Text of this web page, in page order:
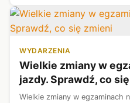
WYDARZENIA
Wielkie zmiany w
jazdy. Sprawdź, co
Wielkie zmiany w egzaminach